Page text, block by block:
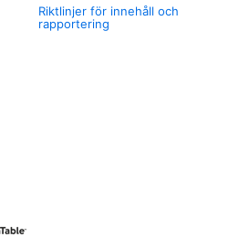
Riktlinjer för innehåll och
rapportering